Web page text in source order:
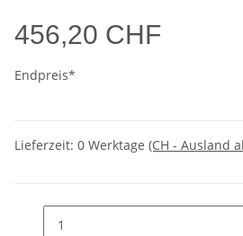
456,20 CHF
Endpreis*
Lieferzeit: 0 Werktage (CH - Ausland